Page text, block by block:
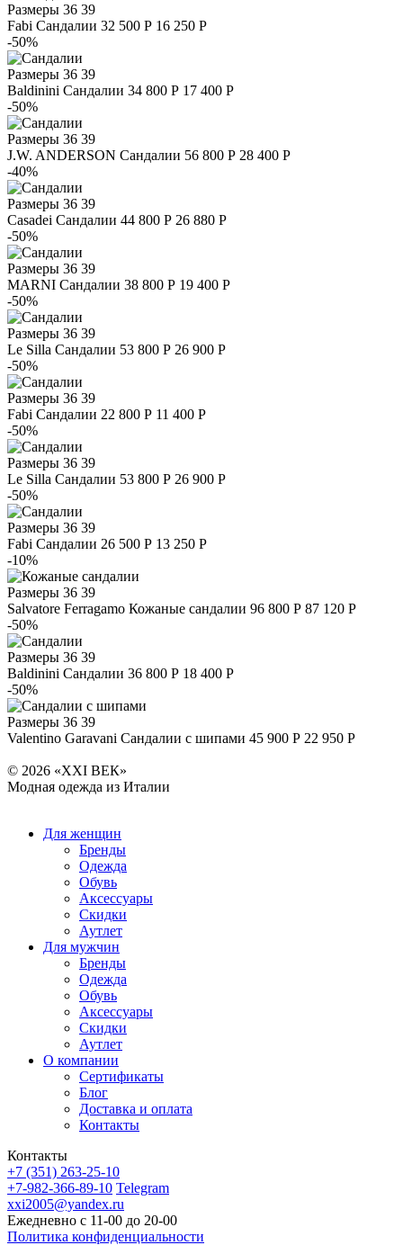
Размеры 36 39
Fabi Сандалии 32 500 Р 16 250 Р
-50%
Размеры 36 39
Baldinini Сандалии 34 800 Р 17 400 Р
-50%
Размеры 36 39
J.W. ANDERSON Сандалии 56 800 Р 28 400 Р
-40%
Размеры 36 39
Casadei Сандалии 44 800 Р 26 880 Р
-50%
Размеры 36 39
MARNI Сандалии 38 800 Р 19 400 Р
-50%
Размеры 36 39
Le Silla Сандалии 53 800 Р 26 900 Р
-50%
Размеры 36 39
Fabi Сандалии 22 800 Р 11 400 Р
-50%
Размеры 36 39
Le Silla Сандалии 53 800 Р 26 900 Р
-50%
Размеры 36 39
Fabi Сандалии 26 500 Р 13 250 Р
-10%
Размеры 36 39
Salvatore Ferragamo Кожаные сандалии 96 800 Р 87 120 Р
-50%
Размеры 36 39
Baldinini Сандалии 36 800 Р 18 400 Р
-50%
Размеры 36 39
Valentino Garavani Сандалии с шипами 45 900 Р 22 950 Р
© 2026 «XXI ВЕК»
Модная одежда из Италии
Для женщин
Бренды
Одежда
Обувь
Аксессуары
Скидки
Аутлет
Для мужчин
Бренды
Одежда
Обувь
Аксессуары
Скидки
Аутлет
О компании
Сертификаты
Блог
Доставка и оплата
Контакты
Контакты
+7 (351) 263-25-10
+7-982-366-89-10 Telegram
xxi2005@yandex.ru
Ежедневно с 11-00 до 20-00
Политика конфиденциальности